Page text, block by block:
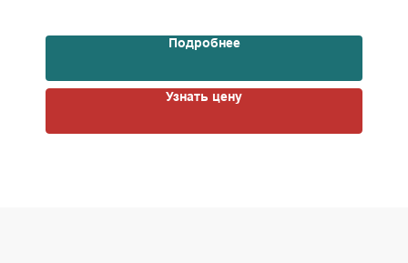
Подробнее
Узнать цену